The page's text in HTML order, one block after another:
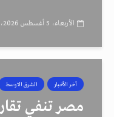
الأربعاء، 5 أغسطس 2026، 6:44 ص
أخر الأخبار الشرق الاوسط
مصر تنفي